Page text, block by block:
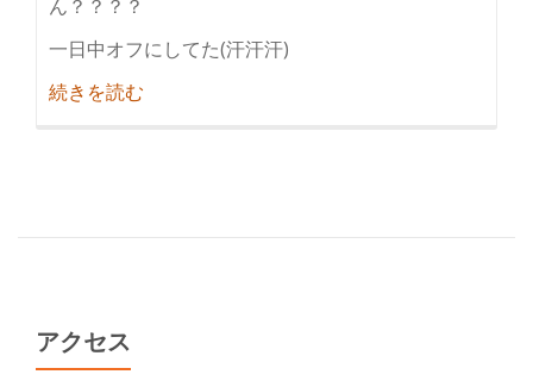
ん？？？？
一日中オフにしてた(汗汗汗)
続きを読む
寝
アクセス